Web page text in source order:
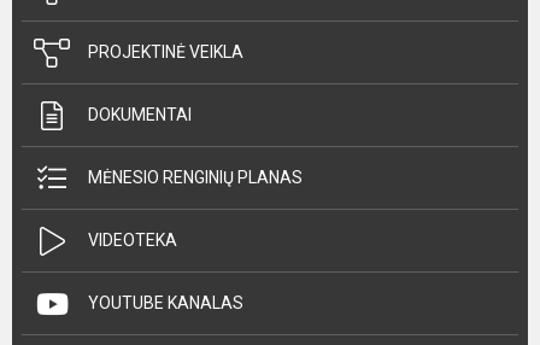
PROJEKTINĖ VEIKLA
DOKUMENTAI
MĖNESIO RENGINIŲ PLANAS
VIDEOTEKA
YOUTUBE KANALAS